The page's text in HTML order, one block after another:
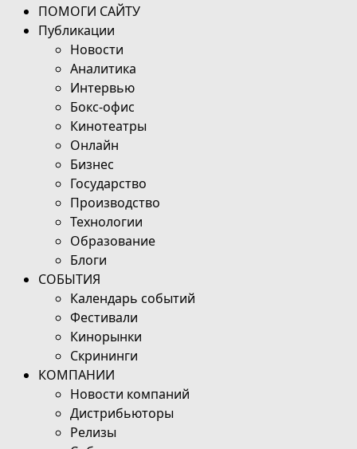
ПОМОГИ САЙТУ
Публикации
Новости
Аналитика
Интервью
Бокс-офис
Кинотеатры
Онлайн
Бизнес
Государство
Производство
Технологии
Образование
Блоги
СОБЫТИЯ
Календарь событий
Фестивали
Кинорынки
Скрининги
КОМПАНИИ
Новости компаний
Дистрибьюторы
Релизы